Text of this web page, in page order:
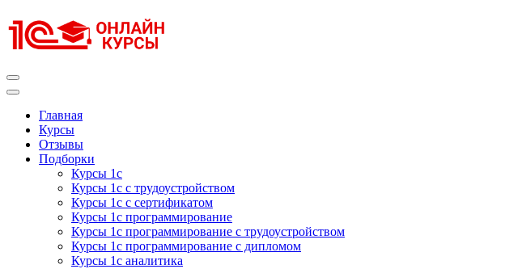
к
содержимому
Главная
Курсы
Отзывы
Подборки
Курсы 1с
Курсы 1с с трудоустройством
Курсы 1с с сертификатом
Курсы 1с программирование
Курсы 1с программирование с трудоустройством
Курсы 1с программирование с дипломом
Курсы 1с аналитика